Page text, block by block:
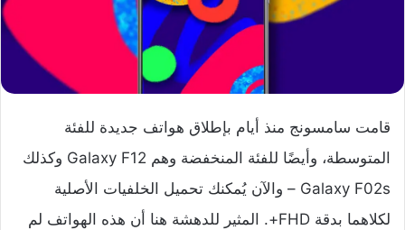
قامت سامسونج منذ أيام بإطلاق هواتف جديدة للفئة
المتوسطة، وأيضًا للفئة المنخفضة وهم Galaxy F12 وكذلك
Galaxy F02s – والآن يُمكنك تحميل الخلفيات الأصلية
لكلاهما بدقة FHD+. المثير للدهشة هنا أن هذه الهواتف لم